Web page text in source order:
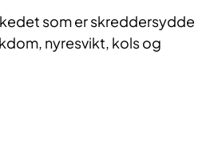
som er skreddersydde
nyresvikt, kols og